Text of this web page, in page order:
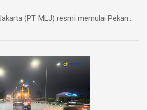
(PT MLJ) resmi memulai Pekan...